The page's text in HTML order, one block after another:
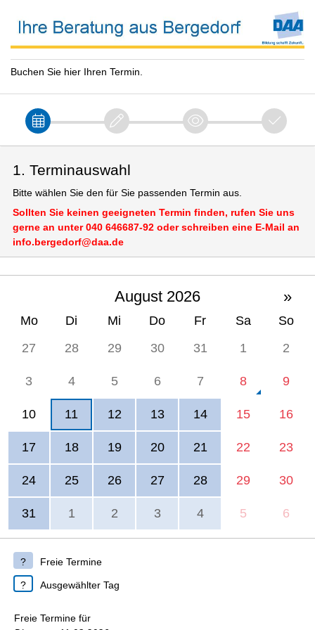
Buchen Sie hier Ihren Termin.
1. Terminauswahl
Bitte wählen Sie den für Sie passenden Termin aus.
Sollten Sie keinen geeigneten Termin finden, rufen Sie uns
gerne an unter 040 646687-92 oder schreiben eine E-Mail an
info.bergedorf@daa.de
August 2026 »
Mo Di Mi Do Fr Sa
So
27
28 29 30 31 1 2
3 4 5 6 7 8 9
10 11 12 13 14 15 16
17 18 19 20 21 22 23
24 25 26 27 28 29 30
31 1 2 3 4 5 6
Freie Termine
Ausgewählter Tag
Freie Termine für